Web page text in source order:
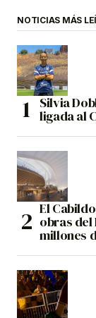
NOTICIAS MÁS
Silvia
ligada al
El
obras del
millones